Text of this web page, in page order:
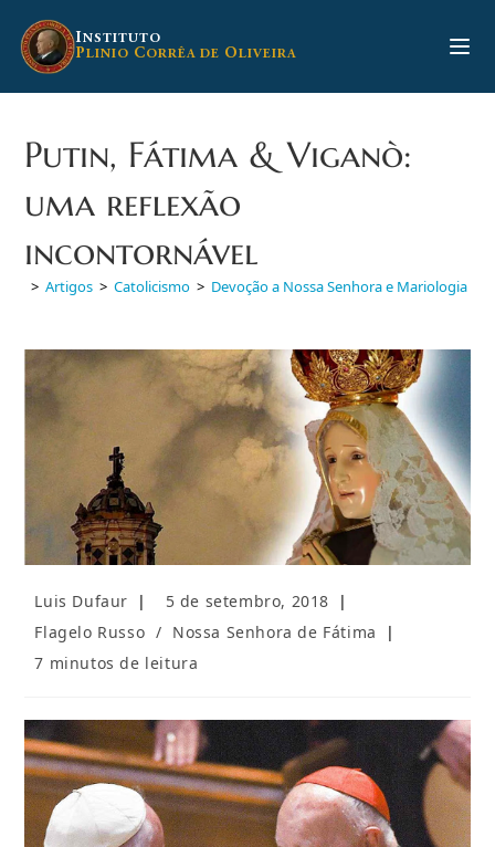
para
INSTITUTO
PLINIO CORRÊA DE OLIVEIRA
Putin, Fátima & Viganò:
uma reflexão
incontornável
> Artigos > Catolicismo > Devoção a Nossa Senhora e Mariologia
Autor
post:
Luis Dufaur
Post
5 de setembro, 2018
Categoria
post:
Flagelo Russo / Nossa Senhora de Fátima
Tempo
7 minutos de leitura